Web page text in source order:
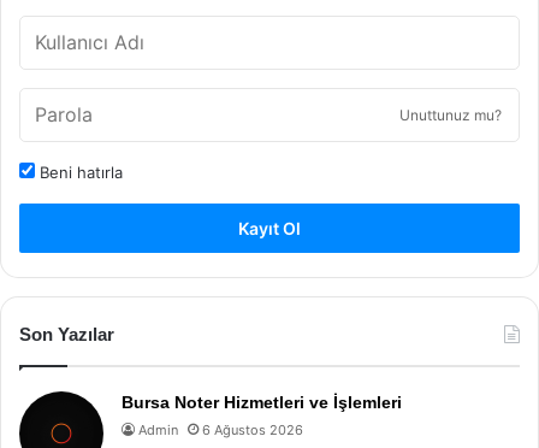
Unuttunuz mu?
Beni hatırla
Kayıt Ol
Son Yazılar
Bursa Noter Hizmetleri ve İşlemleri
Admin 6 Ağustos 2026